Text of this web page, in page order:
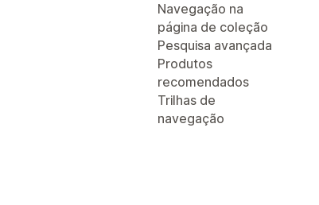
Navegação na
página de coleção
Pesquisa avançada
Produtos
recomendados
Trilhas de
navegação